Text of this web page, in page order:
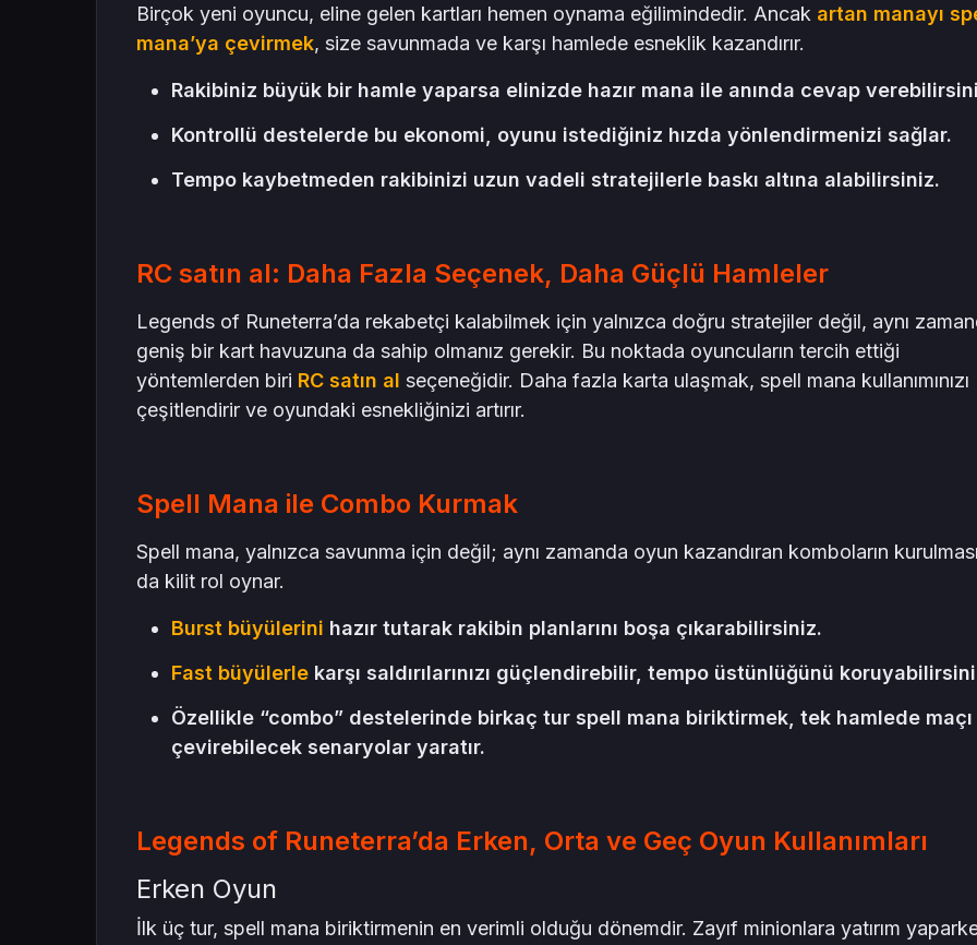
Birçok yeni oyuncu, eline gelen kartları hemen oynama eğilimindedir. Ancak artan manayı
mana’ya çevirmek, size savunmada ve karşı hamlede esneklik kazandırır.
Rakibiniz büyük bir hamle yaparsa elinizde hazır mana ile anında cevap
Kontrollü destelerde bu ekonomi, oyunu istediğiniz hızda yönlendirmenizi sağlar.
Tempo kaybetmeden rakibinizi uzun vadeli stratejilerle baskı altına alabilirsiniz.
RC satın al: Daha Fazla Seçenek, Daha Güçlü Hamleler
Legends of Runeterra’da rekabetçi kalabilmek için yalnızca doğru stratejiler değil, aynı
geniş bir kart havuzuna da sahip olmanız gerekir. Bu noktada oyuncuların tercih ettiği
yöntemlerden biri RC satın al seçeneğidir. Daha fazla karta ulaşmak, spell mana kullanımınızı
çeşitlendirir ve oyundaki esnekliğinizi artırır.
Spell Mana ile Combo Kurmak
Spell mana, yalnızca savunma için değil; aynı zamanda oyun kazandıran komboların
da kilit rol oynar.
Burst büyülerini hazır tutarak rakibin planlarını boşa çıkarabilirsiniz.
Fast büyülerlekarşı saldırılarınızı güçlendirebilir, tempo üstünlüğünü
Özellikle “combo” destelerinde birkaç tur spell mana biriktirmek, tek hamlede maçı
çevirebilecek senaryolar yaratır.
Legends of Runeterra’da Erken, Orta ve Geç Oyun Kullanımları
Erken Oyun
İlk üç tur, spell mana biriktirmenin en verimli olduğu dönemdir. Zayıf minionlara yatırım